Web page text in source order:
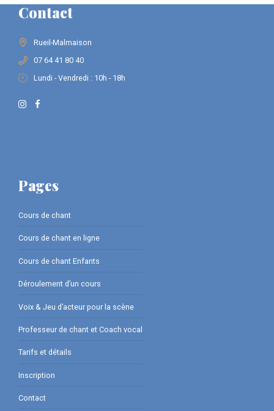
Contact
Rueil-Malmaison
07 64 41 80 40
Lundi - Vendredi : 10h - 18h
Pages
Cours de chant
Cours de chant en ligne
Cours de chant Enfants
Déroulement d’un cours
Voix & Jeu d’acteur pour la scène
Professeur de chant et Coach vocal
Tarifs et détails
Inscription
Contact